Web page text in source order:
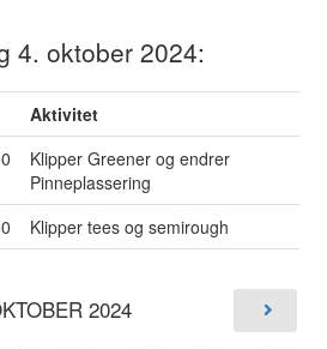
4. oktober 2024:
Aktivitet
Klipper Greener og endrer
Pinneplassering
Klipper tees og semirough
2024